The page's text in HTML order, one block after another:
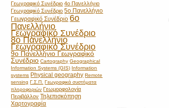
Γεωγραφικό Συνέδριο 4ο Πανελλήνιο
Γεωγραφικό Συνέδριο 5ο Πανελλήνιο
Γεωγραφικό Συνέδριο 6ο
Πανελλήνιο
Γεωγραφικό Συνέδριο
8ο Πανελλήνιο
Γεωγραφικό Συνέδριο
9ο Πανελλήνιο Γεωγραφικό
Συνέδριο Cartography Geographical
Information Systems (GIS) Information
systems Physical geography Remote
sensing Γ.Σ.Π. Γεωγραφικά συστήματα
πληροφοριών Γεωμορφολογία
Περιβάλλον Τηλεπισκόπηση
Χαρτογραφία